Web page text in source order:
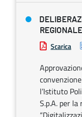
Scarica
l’Istituto
S.p.A. per